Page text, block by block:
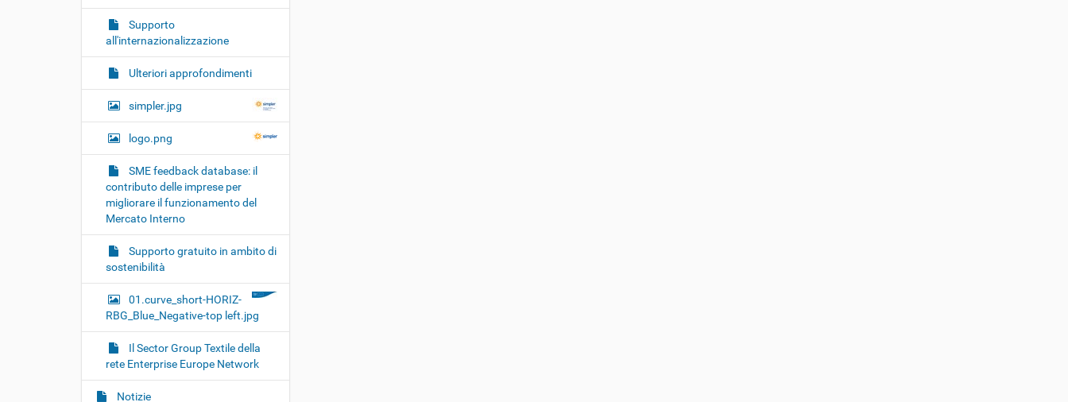
Supporto
all'internazionalizzazione
Ulteriori approfondimenti
simpler.jpg
logo.png
SME feedback database: il
contributo delle imprese per
migliorare il funzionamento del
Mercato Interno
Supporto gratuito in ambito di
sostenibilità
01.curve_short-HORIZ-
RBG_Blue_Negative-top left.jpg
Il Sector Group Textile della
rete Enterprise Europe Network
Notizie